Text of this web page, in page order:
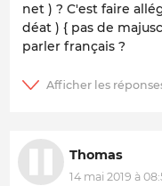
net ) ? C'est faire
déat ) { pas de
parler français ?
Thomas
14 mai 2019 à